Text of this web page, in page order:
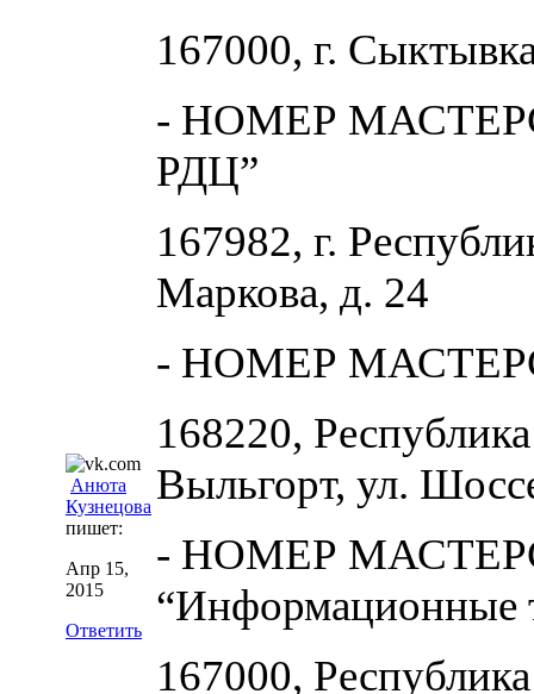
Анюта
Кузнецова
пишет:
Апр 15,
2015
Ответить
167000, г.
- НОМЕР
РДЦ”
167982, г.
Маркова, д. 24
- НОМЕР
168220,
Выльгорт, ул.
- НОМЕР
“Информационные
167000,